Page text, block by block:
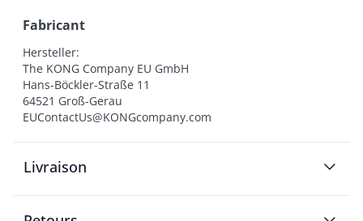
Fabricant
Hersteller:
The KONG Company EU GmbH
Hans-Böckler-Straße 11
64521 Groß-Gerau
EUContactUs@KONGcompany.com
Livraison